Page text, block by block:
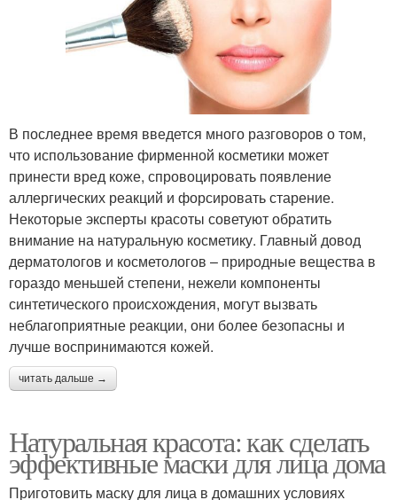
В последнее время введется много разговоров о том,
что использование фирменной косметики может
принести вред коже, спровоцировать появление
аллергических реакций и форсировать старение.
Некоторые эксперты красоты советуют обратить
внимание на натуральную косметику. Главный довод
дерматологов и косметологов – природные вещества в
гораздо меньшей степени, нежели компоненты
синтетического происхождения, могут вызвать
неблагоприятные реакции, они более безопасны и
лучше воспринимаются кожей.
читать дальше →
Натуральная красота: как сделать
эффективные маски для лица дома
Приготовить маску для лица в домашних условиях